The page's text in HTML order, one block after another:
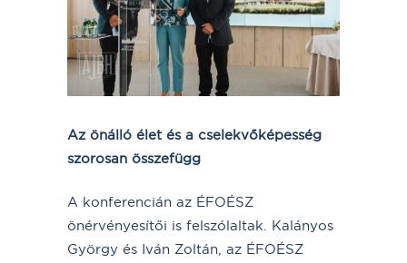
Az önálló élet és a cselekvőképesség
szorosan összefügg
A konferencián az ÉFOÉSZ
önérvényesítői is felszólaltak. Kalányos
György és Iván Zoltán, az ÉFOÉSZ